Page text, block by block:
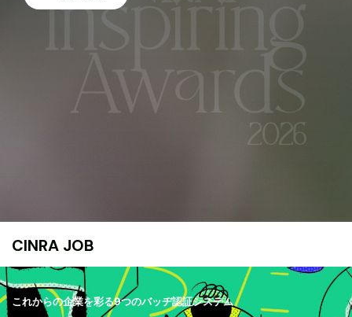
CINRA JOB
これからの企業を彩る9つのバッヂ認証システム